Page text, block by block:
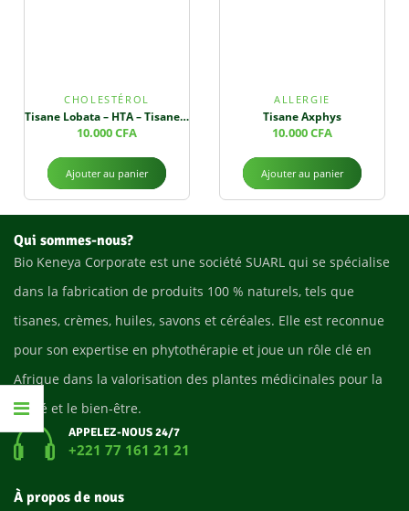
CHOLESTÉROL
Tisane Lobata – HTA – Tisane Régulatrice de la Tension
10.000CFA
Ajouter au panier
ALLERGIE
Tisane Axphys
10.000CFA
Ajouter au panier
Qui sommes-nous?
Bio Keneya Corporate est une société SUARL qui se spécialise
dans la fabrication de produits 100 % naturels, tels que
tisanes, crèmes, huiles, savons et céréales. Elle est reconnue
pour son expertise en phytothérapie et joue un rôle clé en
Afrique dans la valorisation des plantes médicinales pour la
santé et le bien-être.
APPELEZ-NOUS 24/7
+221 77 161 21 21
À propos de nous